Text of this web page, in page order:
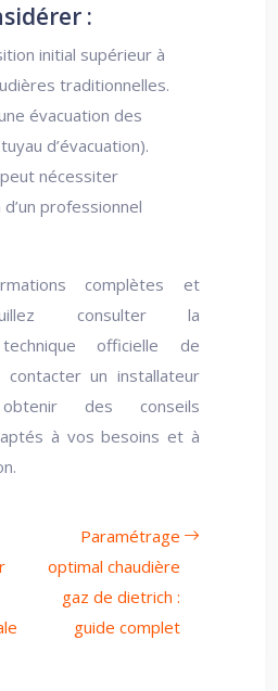
:
initial supérieur à
traditionnelles.
évacuation des
d’évacuation).
peut nécessiter
professionnel
complètes et
consulter la
technique officielle de
contacter un installateur
des conseils
à vos besoins et à
Paramétrage
optimal chaudière
gaz de dietrich :
guide complet